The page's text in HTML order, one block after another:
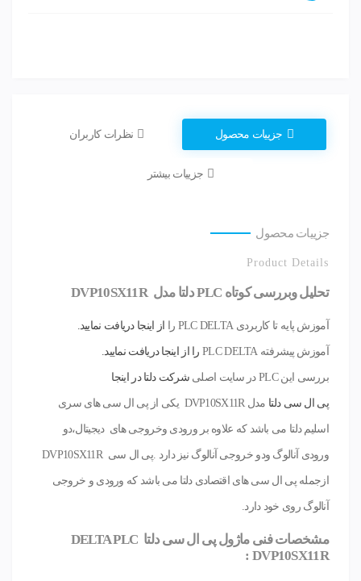
جزییات محصول نظرات کاربران
جزییات بیشتر
جزییات محصول
Product Details
تحلیل وبررسی کوتاه PLC دلتا مدل DVP10SX11R
آموزش پایه تا کاربردی PLC DELTA را از اینجا دریافت نمایید.
آموزش پیشرفته PLC DELTA را از اینجا دریافت نمایید.
بررسی این PLC در سایت اصلی شرکت دلتا در اینجا
پی ال سی دلتا مدل DVP10SX11R یکی از پی ال سی های سری
اسلیم دلتا می باشد که علاوه بر ورودی وخروجی های دیجیتال،دو
ورودی آنالوگ ودو خروجی آنالوگ نیز دارد .پی ال سی DVP10SX11R
ازجمله پی ال سی های اقتصادی دلتا می باشد که ورودی و خروجی
آنالوگ روی خود دارد.
مشخصات فنی ماژول پی ال سی دلتا DELTA PLC
DVP10SX11R :